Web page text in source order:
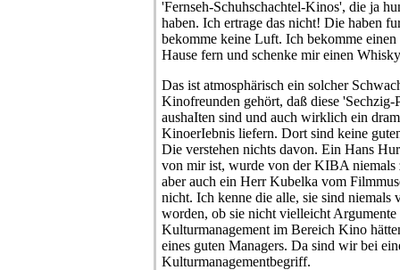
'Fernseh-Schuhschachtel-Kinos', die ja
haben. Ich ertrage das nicht! Die haben
bekomme keine Luft. Ich bekomme
Hause fern und schenke mir einen
Das ist atmosphärisch ein solcher
Kinofreunden gehört, daß diese
aushaIten sind und auch wirklich ein
KinoerIebnis liefern. Dort sind keine
Die verstehen nichts davon. Ein Hans
von mir ist, wurde von der KIBA niemals
aber auch ein Herr Kubelka vom
nicht. Ich kenne die alle, sie sind niemals
worden, ob sie nicht vielleicht Argumente
Kulturmanagement im Bereich Kino
eines guten Managers. Da sind wir bei
Kulturmanagementbegriff.